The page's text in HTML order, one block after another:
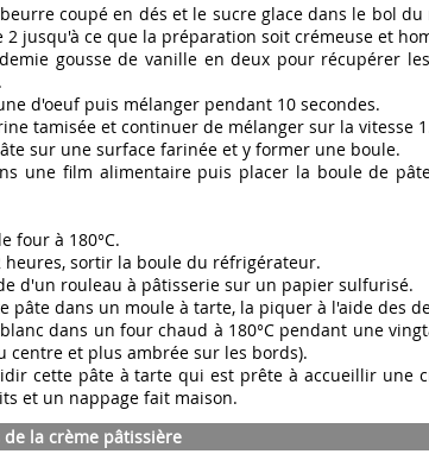
coupé en dés et le sucre glace dans le bol
2 jusqu'à ce que la préparation soit crémeuse et
gousse de vanille en deux pour récupérer
d'oeuf puis mélanger pendant 10 secondes.
tamisée et continuer de mélanger sur la vitesse
sur une surface farinée et y former une boule.
une film alimentaire puis placer la boule de
four à 180°C.
heures, sortir la boule du réfrigérateur.
d'un rouleau à pâtisserie sur un papier sulfurisé.
pâte dans un moule à tarte, la piquer à l'aide des
dans un four chaud à 180°C pendant une
centre et plus ambrée sur les bords).
cette pâte à tarte qui est prête à accueillir une
et un nappage fait maison.
la crème pâtissière